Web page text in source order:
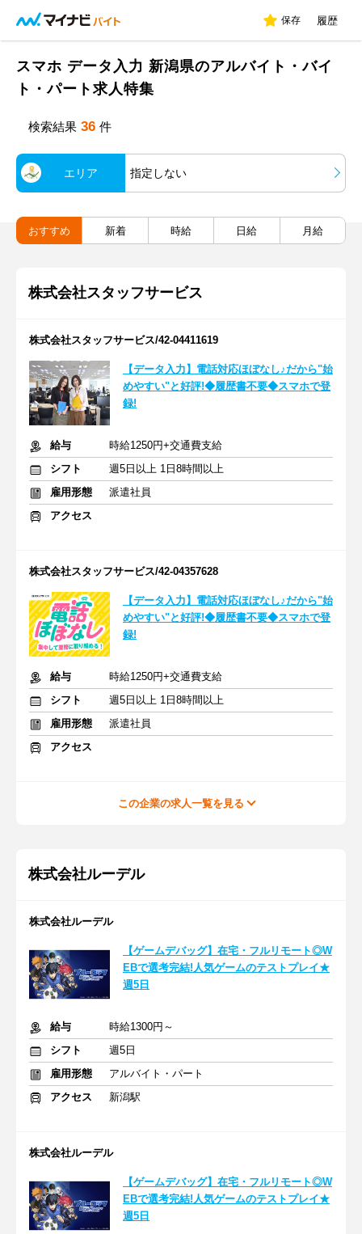
保存 履歴
スマホ データ入力 新潟県のアルバイト・バイ
ト・パート求人特集
検索結果 36 件
エリア 指定しない
おすすめ 新着 時給 日給 月給
株式会社スタッフサービス
株式会社スタッフサービス/42-04411619
【データ入力】電話対応ほぼなし♪だから"始
めやすい"と好評!◆履歴書不要◆スマホで登
録!
給与
時給1250円+交通費支給
シフト
週5日以上 1日8時間以上
雇用形態
派遣社員
アクセス
株式会社スタッフサービス/42-04357628
【データ入力】電話対応ほぼなし♪だから"始
めやすい"と好評!◆履歴書不要◆スマホで登
録!
給与
時給1250円+交通費支給
シフト
週5日以上 1日8時間以上
雇用形態
派遣社員
アクセス
この企業の求人一覧を見る
株式会社ルーデル
株式会社ルーデル
【ゲームデバッグ】在宅・フルリモート◎W
EBで選考完結!人気ゲームのテストプレイ★
週5日
給与
時給1300円～
シフト
週5日
雇用形態
アルバイト・パート
アクセス
新潟駅
株式会社ルーデル
【ゲームデバッグ】在宅・フルリモート◎W
EBで選考完結!人気ゲームのテストプレイ★
週5日